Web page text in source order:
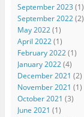
September 2023 (1)
September 2022(2)
May 2022(1)
April 2022(1)
February 2022(1)
January 2022(4)
December 2021 (2)
November 2021 (1)
October 2021 (3)
June 2021 (1)